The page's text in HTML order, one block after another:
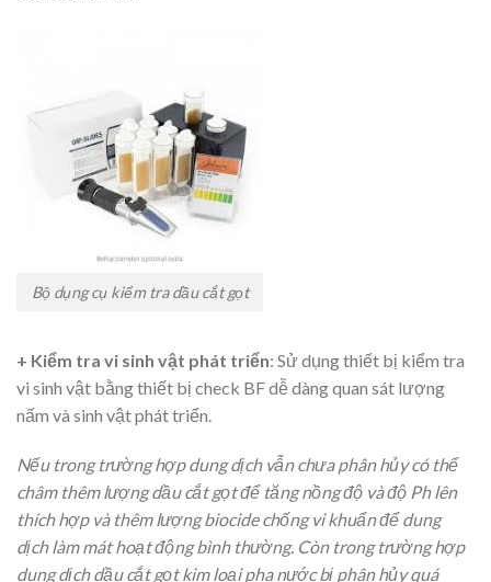
Bộ dụng cụ kiểm tra dầu cắt gọt
+ Kiểm tra vi sinh vật phát triển: Sử dụng thiết bị kiểm tra
vi sinh vật bằng thiết bị check BF dễ dàng quan sát lượng
nấm và sinh vật phát triển.
Nếu trong trường hợp dung dịch vẫn chưa phân hủy có thể
châm thêm lượng dầu cắt gọt để tăng nồng độ và độ Ph lên
thích hợp và thêm lượng biocide chống vi khuẩn để dung
dịch làm mát hoạt động bình thường. Còn trong trường hợp
dung dịch dầu cắt gọt kim loại pha nước bị phân hủy quá